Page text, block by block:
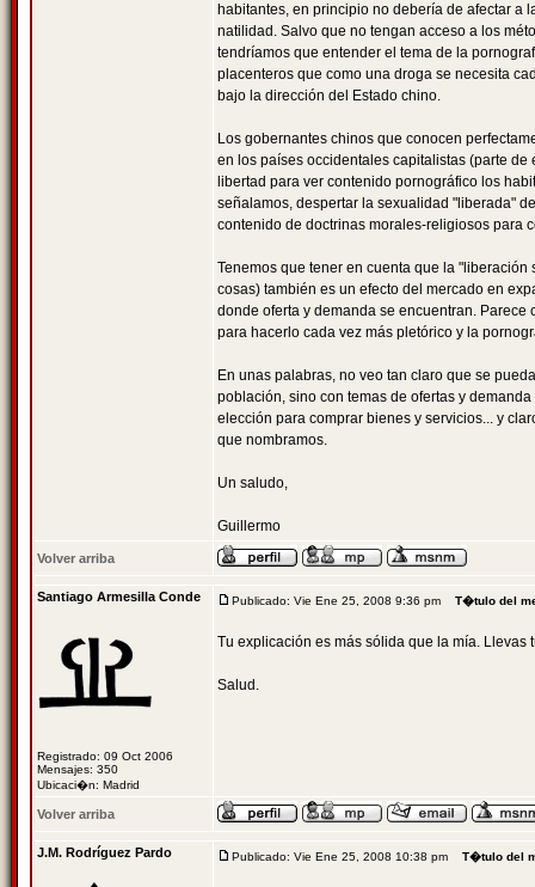
habitantes, en principio no debería de afectar a
natilidad. Salvo que no tengan acceso a los
tendríamos que entender el tema de la
placenteros que como una droga se necesita
bajo la dirección del Estado chino.
Los gobernantes chinos que conocen
en los países occidentales capitalistas (parte
libertad para ver contenido pornográfico los
señalamos, despertar la sexualidad "liberada"
contenido de doctrinas morales-religiosos para
Tenemos que tener en cuenta que la
cosas) también es un efecto del mercado en
donde oferta y demanda se encuentran.
para hacerlo cada vez más pletórico y la
En unas palabras, no veo tan claro que se
población, sino con temas de ofertas y
elección para comprar bienes y servicios... y
que nombramos.
Un saludo,
Guillermo
Volver arriba
Santiago Armesilla Conde
Registrado: 09 Oct 2006
Mensajes: 350
Ubicaci�n: Madrid
Publicado: Vie Ene 25, 2008 9:36 pm T�tulo del
Tu explicación es más sólida que la mía.
Salud.
Volver arriba
J.M. Rodríguez Pardo Publicado: Vie Ene 25, 2008 10:38 pm T�tulo del